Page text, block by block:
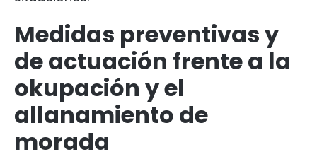
Medidas preventivas y
de actuación frente a la
okupación y el
allanamiento de
morada